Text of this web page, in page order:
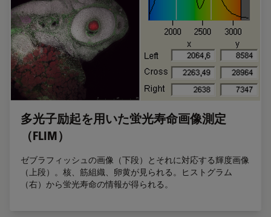
多光子励起を用いた蛍光寿命画像測定
（FLIM）
ゼブラフィッシュの画像（下段）とそれに対応する輝度画像
（上段）。核、筋組織、卵黄が見られる。ヒストグラム
（右）から蛍光寿命の情報が得られる。